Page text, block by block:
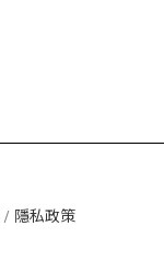
/ 隱私政策